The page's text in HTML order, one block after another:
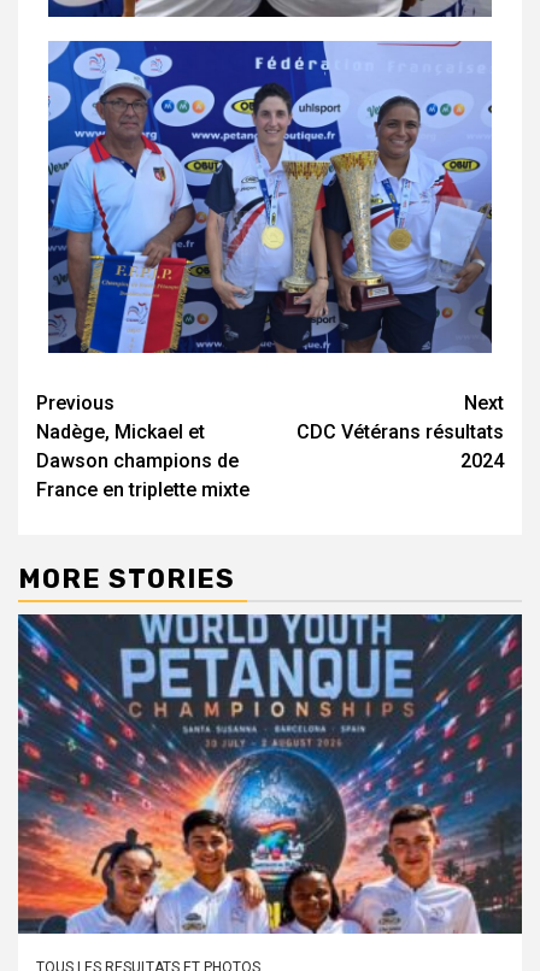
Previous
Nadège, Mickael et
Dawson champions de
France en triplette mixte
Next
CDC Vétérans résultats
2024
MORE STORIES
TOUS LES RESULTATS ET PHOTOS